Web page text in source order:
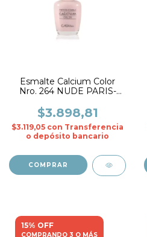
Esmalte Calcium Color
Nro. 264 NUDE PARIS-
$3.898,81
$3.119,05 con Transferencia
o depósito bancario
15% OFF
COMPRANDO 3 O MÁS